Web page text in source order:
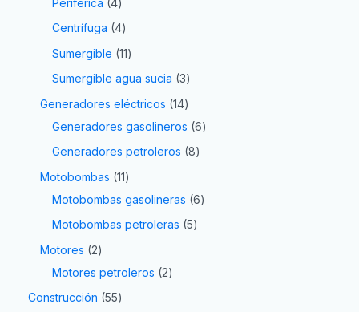
Centrífuga 4
Sumergible 11
Sumergible agua sucia 3
Generadores eléctricos 14
Generadores gasolineros 6
Generadores petroleros 8
Motobombas 11
Motobombas gasolineras 6
Motobombas petroleras 5
Motores
2
Motores petroleros
2
Construcción 55